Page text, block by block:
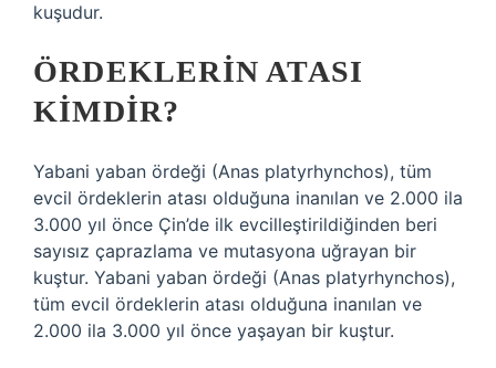
kuşudur.
ÖRDEKLERIN ATASI
KIMDIR?
Yabani yaban ördeği (Anas platyrhynchos), tüm
evcil ördeklerin atası olduğuna inanılan ve 2.000 ila
3.000 yıl önce Çin’de ilk evcilleştirildiğinden beri
sayısız çaprazlama ve mutasyona uğrayan bir
kuştur. Yabani yaban ördeği (Anas platyrhynchos),
tüm evcil ördeklerin atası olduğuna inanılan ve
2.000 ila 3.000 yıl önce yaşayan bir kuştur.